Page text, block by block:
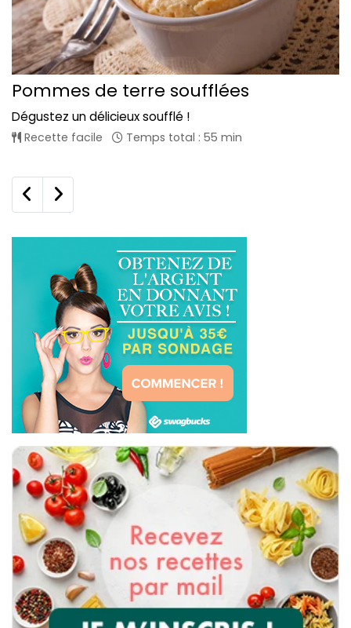
Pommes de terre soufflées
Dégustez un délicieux soufflé !
Recette facile Temps total : 55 min